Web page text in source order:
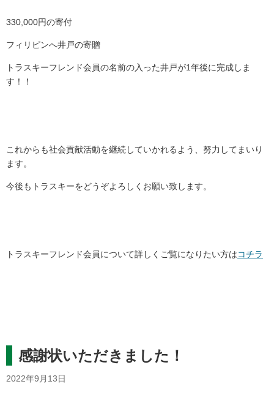
330,000円の寄付
フィリピンへ井戸の寄贈
トラスキーフレンド会員の名前の入った井戸が1年後に完成しま
す！！
これからも社会貢献活動を継続していかれるよう、努力してまいり
ます。
今後もトラスキーをどうぞよろしくお願い致します。
トラスキーフレンド会員について詳しくご覧になりたい方はコチラ
感謝状いただきました！
2022年9月13日